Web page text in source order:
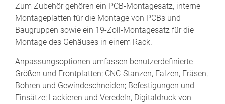
Zum Zubehör gehören ein PCB-Montagesatz, interne
Montageplatten für die Montage von PCBs und
Baugruppen sowie ein 19-Zoll-Montagesatz für die
Montage des Gehäuses in einem Rack.
Anpassungsoptionen umfassen benutzerdefinierte
Größen und Frontplatten; CNC-Stanzen, Falzen, Fräsen,
Bohren und Gewindeschneiden; Befestigungen und
Einsätze; Lackieren und Veredeln, Digitaldruck von